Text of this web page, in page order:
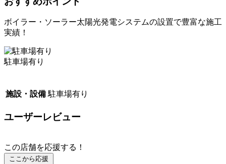
ボイラー・ソーラー太陽光発電システムの設置で豊富な施工
実績！
駐車場有り
施設・設備 駐車場有り
ユーザーレビュー
この店舗を応援する！
ここから応援